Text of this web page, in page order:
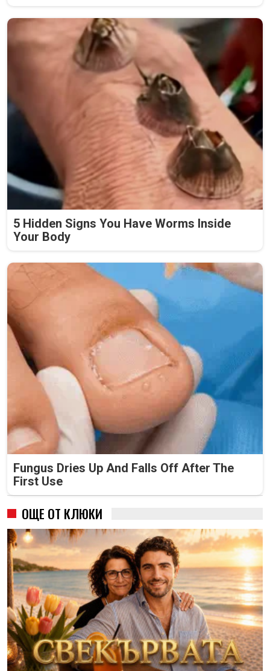
5 Hidden Signs You Have Worms Inside
Your Body
Fungus Dries Up And Falls Off After The
First Use
ОЩЕ ОТ КЛЮКИ